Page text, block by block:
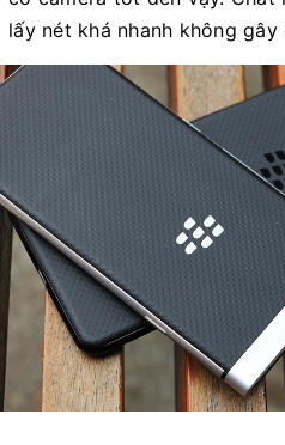
lấy nét khá nhanh không